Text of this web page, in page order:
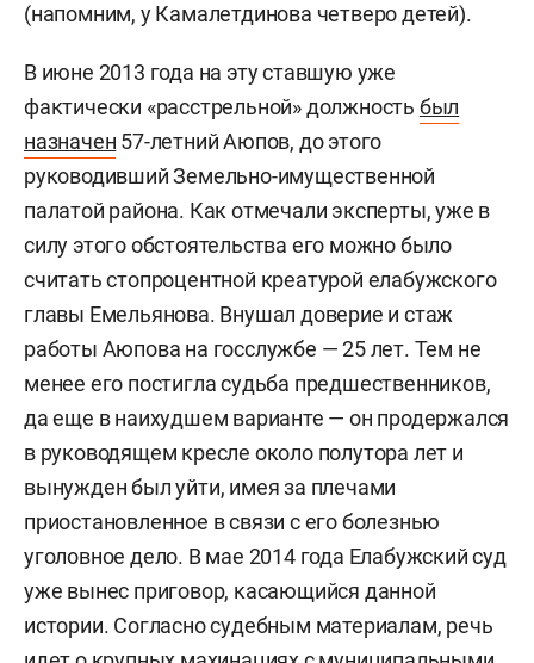
(напомним, у Камалетдинова четверо детей).
В июне 2013 года на эту ставшую уже
фактически «расстрельной» должность был
назначен 57-летний Аюпов, до этого
руководивший Земельно-имущественной
палатой района. Как отмечали эксперты, уже в
силу этого обстоятельства его можно было
считать стопроцентной креатурой елабужского
главы Емельянова. Внушал доверие и стаж
работы Аюпова на госслужбе — 25 лет. Тем не
менее его постигла судьба предшественников,
да еще в наихудшем варианте — он продержался
в руководящем кресле около полутора лет и
вынужден был уйти, имея за плечами
приостановленное в связи с его болезнью
уголовное дело. В мае 2014 года Елабужский суд
уже вынес приговор, касающийся данной
истории. Согласно судебным материалам, речь